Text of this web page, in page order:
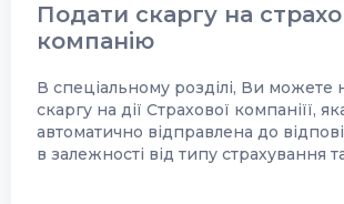
Подати скаргу на
компанію
В спеціальному розділі, Ви можете
скаргу на дії Страхової компаніїї,
автоматично відправлена до
в залежності від типу страхування